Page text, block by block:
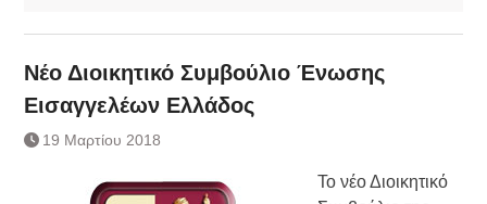
Νέο Διοικητικό Συμβούλιο Ένωσης
Εισαγγελέων Ελλάδος
19 Μαρτίου 2018
Το νέο Διοικητικό